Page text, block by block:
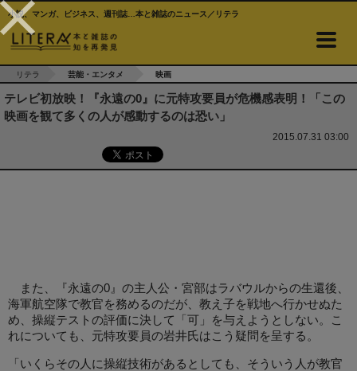
小説、マンガ、ビジネス、週刊誌…本と雑誌のニュース／リテラ
リテラ 芸能・エンタメ 映画
テレビ初放映！『永遠の0』に元特攻要員が危機感表明！「この
映画を観て多くの人が感動するのは恐い」
2015.07.31 03:00
また、『永遠の0』の主人公・宮部はラバウルからの生還後、
海軍航空隊で教官を務めるのだが、教え子を戦地へ行かせぬた
め、操縦テストの評価に決して「可」を与えようとしない。こ
れについても、元特攻要員の岩井氏はこう疑問を呈する。
「いくらその人に操縦技術があるとしても、そういう人が教官